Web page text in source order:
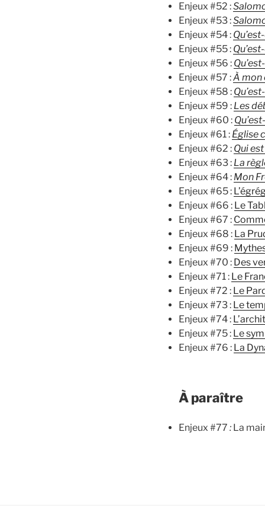
Enjeux #52 :
Enjeux #53 :
Enjeux #54 :
Enjeux #55 :
Enjeux #56 :
Enjeux #57 :À mon
Enjeux #58 :
Enjeux #59 : Les
Enjeux #60 :
Enjeux #61 : Église
Enjeux #62 : Qui
Enjeux #63 : La
Enjeux #64 : Mon
Enjeux #65 :
Enjeux #66 : Le
Enjeux #67 :
Enjeux #68 : La
Enjeux #69 :
Enjeux #70 : Des
Enjeux #71 : Le
Enjeux #72 : Le
Enjeux #73 : Le
Enjeux #74 :
Enjeux #75 : Le
Enjeux #76 : La
À paraître
Enjeux #77 : La